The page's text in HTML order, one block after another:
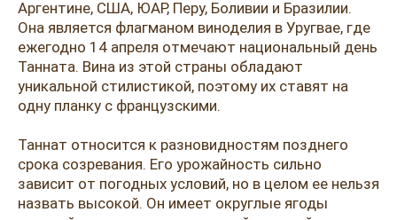
Розовые вина
Итальянские вина
Французские вина
Испанские вина
Ром
Граппа
Водка
Саке
Пиво
Аргентине, США, ЮАР, Перу, Боливии и Бразилии.
Она является флагманом виноделия в Уругвае, где
ежегодно 14 апреля отмечают национальный день
Танната. Вина из этой страны обладают
уникальной стилистикой, поэтому их ставят на
одну планку с французскими.
Таннат относится к разновидностям позднего
срока созревания. Его урожайность сильно
зависит от погодных условий, но в целом ее нельзя
назвать высокой. Он имеет округлые ягоды